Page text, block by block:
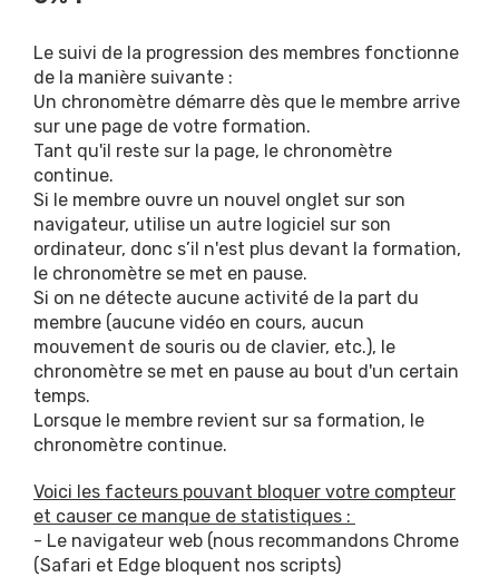
Le suivi de la progression des membres fonctionne
de la manière suivante :
Un chronomètre démarre dès que le membre arrive
sur une page de votre formation.
Tant qu'il reste sur la page, le chronomètre
continue.
Si le membre ouvre un nouvel onglet sur son
navigateur, utilise un autre logiciel sur son
ordinateur, donc s’il n'est plus devant la formation,
le chronomètre se met en pause.
Si on ne détecte aucune activité de la part du
membre (aucune vidéo en cours, aucun
mouvement de souris ou de clavier, etc.), le
chronomètre se met en pause au bout d'un certain
temps.
Lorsque le membre revient sur sa formation, le
chronomètre continue.
Voici les facteurs pouvant bloquer votre compteur
et causer ce manque de statistiques :
- Le navigateur web (nous recommandons Chrome
(Safari et Edge bloquent nos scripts)